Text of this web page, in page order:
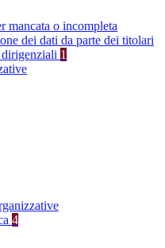
mancata o incompleta
dei dati da parte dei titolari
1
4